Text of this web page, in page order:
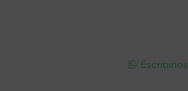
 Escribinos